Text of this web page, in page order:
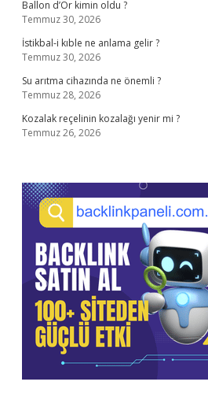
Ballon d’Or kimin oldu ?
Temmuz 30, 2026
İstikbal-i kıble ne anlama gelir ?
Temmuz 30, 2026
Su arıtma cihazında ne önemli ?
Temmuz 28, 2026
Kozalak reçelinin kozalağı yenir mi ?
Temmuz 26, 2026